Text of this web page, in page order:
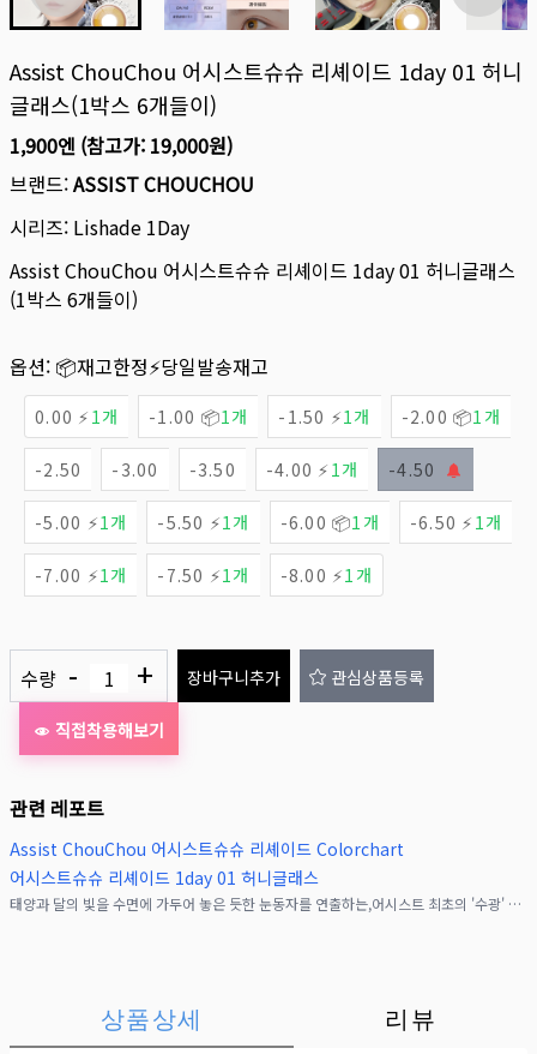
Assist ChouChou 어시스트슈슈 리셰이드 1day 01 허니
글래스(1박스 6개들이)
1,900엔 (참고가: 19,000원)
브랜드:ASSIST CHOUCHOU
시리즈: Lishade 1Day
Assist ChouChou 어시스트슈슈 리셰이드 1day 01 허니글래스
(1박스 6개들이)
옵션: 📦재고한정⚡당일발송재고
0.00 ⚡ 1개 -1.00 📦1개 -1.50 ⚡1개 -2.00 📦1개
-2.50 -3.00 -3.50 -4.00 ⚡ 1개 -4.50
-5.00 ⚡1개 -5.50 ⚡1개 -6.00 📦1개 -6.50 ⚡ 1개
-7.00 ⚡1개 -7.50 ⚡1개 -8.00 ⚡1개
수량 - + 장바구니추가 관심상품등록
직접착용해보기
관련 레포트
Assist ChouChou 어시스트슈슈 리셰이드 Colorchart
어시스트슈슈 리셰이드 1day 01 허니글래스
태양과 달의 빛을 수면에 가두어 놓은 듯한 눈동자를 연출하는,어시스트 최초의 '수광' 디자인 컬러렌즈&nbsp;《리셰이드 원데이》고발색이면서도 섬세한 도트가 엮은 그라데이션과지나치
상품상세 리뷰